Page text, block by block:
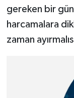
gereken bir
harcamalara
zaman